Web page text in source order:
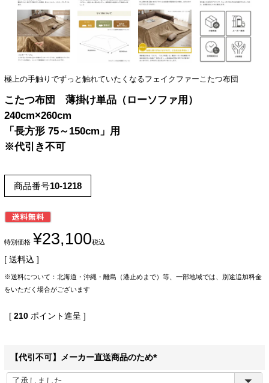
極上の手触りでずっと触れていたくなるフェイクファーこたつ布団
こたつ布団 薄掛け単品（ローソファ用）
240cm×260cm
「長方形 75～150cm」用
※代引き不可
商品番号10-1218
特別価格 ¥23,100税込
送料込
※送料について：北海道・沖縄・離島（港止めまで）等、一部地域では、別途追加料金
をいただく場合がございます
[ 210 ポイント進呈 ]
【代引不可】メーカー直送商品のため
(